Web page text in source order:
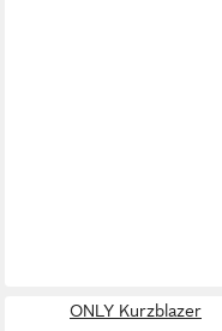
ONLY Kurzblazer